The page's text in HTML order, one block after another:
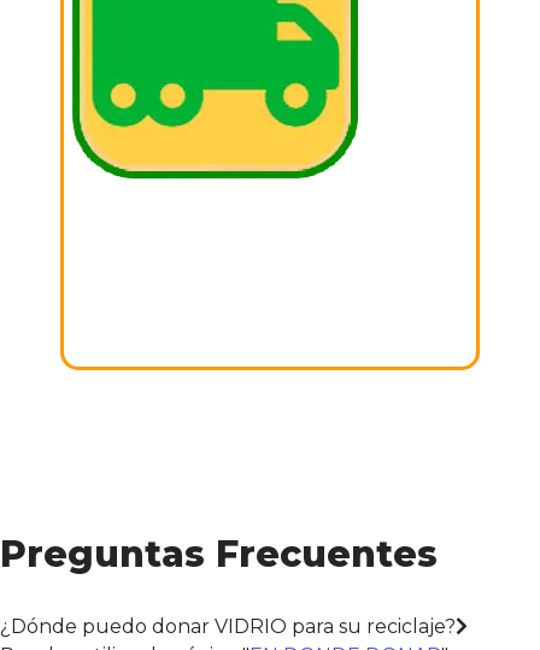
Preguntas Frecuentes
¿Dónde puedo donar VIDRIO para su reciclaje?